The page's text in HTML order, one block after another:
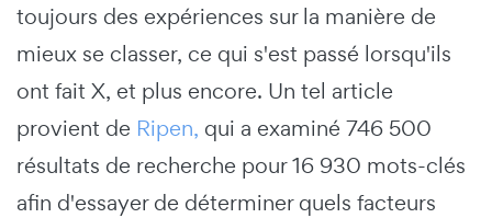
toujours des expériences sur la manière de
mieux se classer, ce qui s'est passé lorsqu'ils
ont fait X, et plus encore. Un tel article
provient de Ripen, qui a examiné 746 500
résultats de recherche pour 16 930 mots-clés
afin d'essayer de déterminer quels facteurs